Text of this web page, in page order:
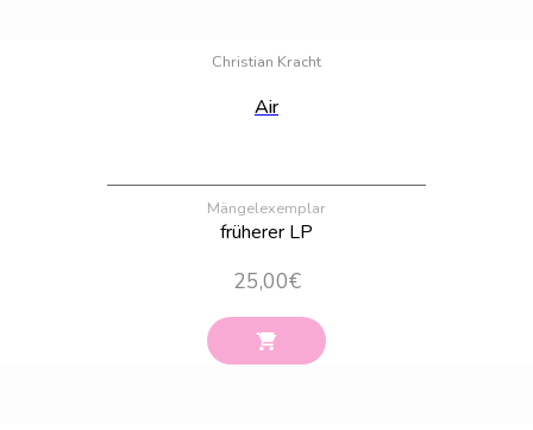
Christian Kracht
Air
Mängelexemplar
früherer LP
25,00€